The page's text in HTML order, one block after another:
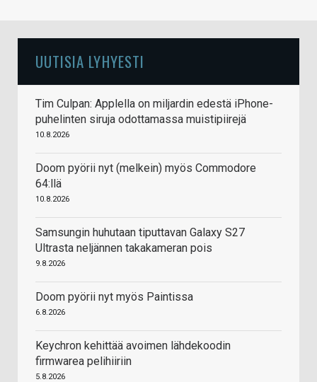
UUTISIA LYHYESTI
Tim Culpan: Applella on miljardin edestä iPhone-
puhelinten siruja odottamassa muistipiirejä
10.8.2026
Doom pyörii nyt (melkein) myös Commodore
64:llä
10.8.2026
Samsungin huhutaan tiputtavan Galaxy S27
Ultrasta neljännen takakameran pois
9.8.2026
Doom pyörii nyt myös Paintissa
6.8.2026
Keychron kehittää avoimen lähdekoodin
firmwarea pelihiiriin
5.8.2026